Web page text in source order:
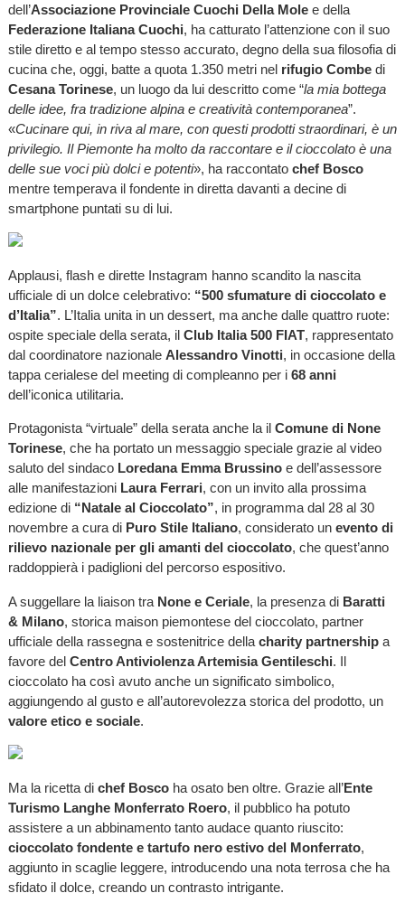
dell’Associazione Provinciale Cuochi Della Molee della
Federazione Italiana Cuochi, ha catturato l’attenzione con il suo
stile diretto e al tempo stesso accurato, degno della sua filosofia di
cucina che, oggi, batte a quota 1.350 metri nel rifugio Combedi
Cesana Torinese, un luogo da lui descritto come “la mia bottega
delle idee, fra tradizione alpina e creatività contemporanea”.
«Cucinare qui, in riva al mare, con questi prodotti straordinari, è un
privilegio. Il Piemonte ha molto da raccontare e il cioccolato è una
delle sue voci più dolci e potenti», ha raccontato chef Bosco
mentre temperava il fondente in diretta davanti a decine di
smartphone puntati su di lui.
Applausi, flash e dirette Instagram hanno scandito la nascita
ufficiale di un dolce celebrativo: “500 sfumature di cioccolato e
d’Italia”. L’Italia unita in un dessert, ma anche dalle quattro ruote:
ospite speciale della serata, il Club Italia 500 FIAT, rappresentato
dal coordinatore nazionale Alessandro Vinotti, in occasione della
tappa cerialese del meeting di compleanno per i 68 anni
dell’iconica utilitaria.
Protagonista “virtuale” della serata anche la il Comune di None
Torinese, che ha portato un messaggio speciale grazie al video
saluto del sindaco Loredana Emma Brussinoe dell’assessore
alle manifestazioni Laura Ferrari, con un invito alla prossima
edizione di “Natale al Cioccolato”, in programma dal 28 al 30
novembre a cura di Puro Stile Italiano, considerato un evento di
rilievo nazionale per gli amanti del cioccolato, che quest’anno
raddoppierà i padiglioni del percorso espositivo.
A suggellare la liaison tra None e Ceriale, la presenza di Baratti
& Milano, storica maison piemontese del cioccolato, partner
ufficiale della rassegna e sostenitrice della charity partnershipa
favore del Centro Antiviolenza Artemisia Gentileschi. Il
cioccolato ha così avuto anche un significato simbolico,
aggiungendo al gusto e all’autorevolezza storica del prodotto, un
valore etico e sociale.
Ma la ricetta di chef Boscoha osato ben oltre. Grazie all’Ente
Turismo Langhe Monferrato Roero, il pubblico ha potuto
assistere a un abbinamento tanto audace quanto riuscito:
cioccolato fondente e tartufo nero estivo del Monferrato,
aggiunto in scaglie leggere, introducendo una nota terrosa che ha
sfidato il dolce, creando un contrasto intrigante.